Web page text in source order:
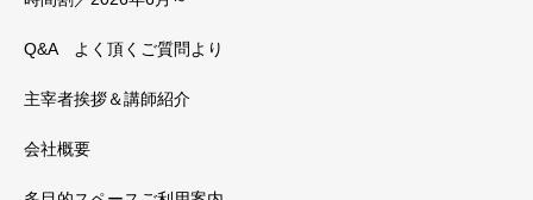
Q&A よく頂くご質問より
主宰者挨拶＆講師紹介
会社概要